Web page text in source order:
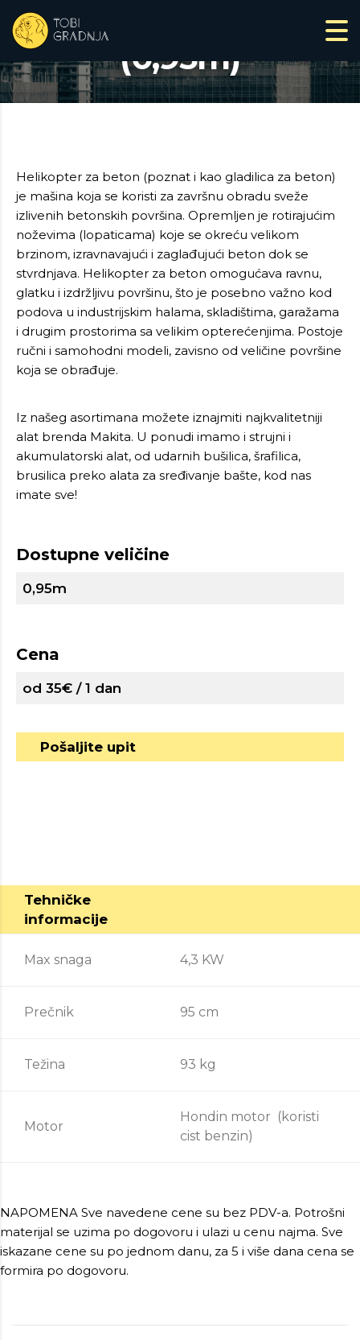
Helikopter za beton
(0,95m)
Helikopter za beton (poznat i kao gladilica za beton)
je mašina koja se koristi za završnu obradu sveže
izlivenih betonskih površina. Opremljen je rotirajućim
noževima (lopaticama) koje se okreću velikom
brzinom, izravnavajući i zaglađujući beton dok se
stvrdnjava. Helikopter za beton omogućava ravnu,
glatku i izdržljivu površinu, što je posebno važno kod
podova u industrijskim halama, skladištima, garažama
i drugim prostorima sa velikim opterećenjima. Postoje
ručni i samohodni modeli, zavisno od veličine površine
koja se obrađuje.
Iz našeg asortimana možete iznajmiti najkvalitetniji
alat brenda Makita. U ponudi imamo i strujni i
akumulatorski alat, od udarnih bušilica, šrafilica,
brusilica preko alata za sređivanje bašte, kod nas
imate sve!
Dostupne veličine
0,95m
Cena
od 35€ / 1 dan
Pošaljite upit
Tehničke
informacije
Max snaga 4,3 KW
Prečnik 95 cm
Težina 93 kg
Motor
Hondin motor (koristi
cist benzin)
NAPOMENA Sve navedene cene su bez PDV-a. Potrošni
materijal se uzima po dogovoru i ulazi u cenu najma. Sve
iskazane cene su po jednom danu, za 5 i više dana cena se
formira po dogovoru.